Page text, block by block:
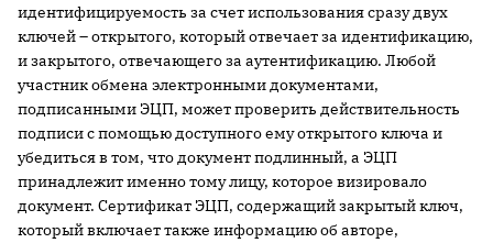
идентифицируемость за счет использования сразу двух
ключей – открытого, который отвечает за идентификацию,
и закрытого, отвечающего за аутентификацию. Любой
участник обмена электронными документами,
подписанными ЭЦП, может проверить действительность
подписи с помощью доступного ему открытого ключа и
убедиться в том, что документ подлинный, а ЭЦП
принадлежит именно тому лицу, которое визировало
документ. Сертификат ЭЦП, содержащий закрытый ключ,
который включает также информацию об авторе,